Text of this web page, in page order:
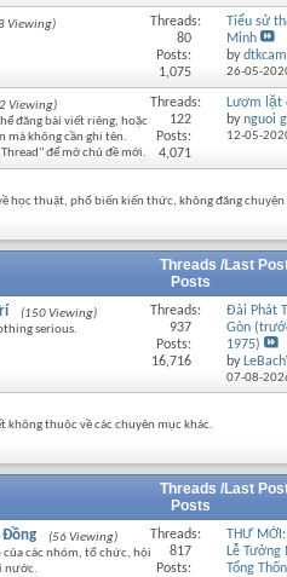
Viewing)
Threads:
80
Posts:
1,075
Tiểu sử
Minh
by
26-05-
Viewing)
đăng bài viết riêng, hoặc
mà không cần ghi tên.
để mở chủ đề mới.
Threads:
122
Posts:
4,071
Lượm lặt
bynguoi
12-05-
học thuật, phổ biến kiến thức, không đăng
Threads /
Posts
Last
(150 Viewing)
serious.
Threads:
937
Posts:
16,716
Đài Phát
Gòn
1975)
by
07-08-
không thuộc về các chuyên mục khác.
Threads /
Posts
Last
Đồng
(56 Viewing)
của các nhóm, tổ chức, hội
nước.
Threads:
817
Posts:
THƯ
Lễ Tưởng
Tổng